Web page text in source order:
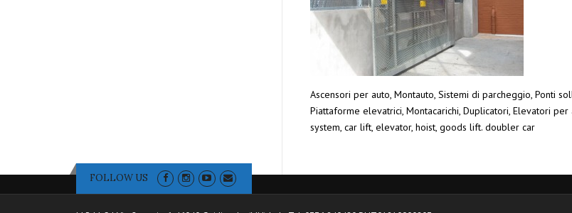
Ascensori per auto, Montauto, Sistemi di parcheggio, Ponti
Piattaforme elevatrici, Montacarichi, Duplicatori, Elevatori
system, car lift, elevator, hoist, goods lift. doubler car
FOLLOW US